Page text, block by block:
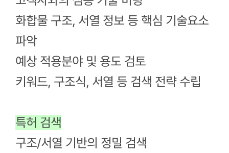
화합물 구조, 서열 정보 등 핵심 기술요소
파악
예상 적용분야 및 용도 검토
키워드, 구조식, 서열 등 검색 전략 수립
특허 검색
구조/서열 기반의 정밀 검색